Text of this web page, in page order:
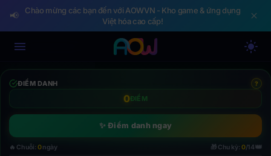
📢
Chào mừng các bạn đến với AOWVN - Kho game & ứng dụng
Việt hóa cao cấp!
ĐIỂM DANH ?
0ĐIỂM
✨ Điểm danh ngay
🔥 Chuỗi: 0ngày 🎁 Chu kỳ:0/14👑